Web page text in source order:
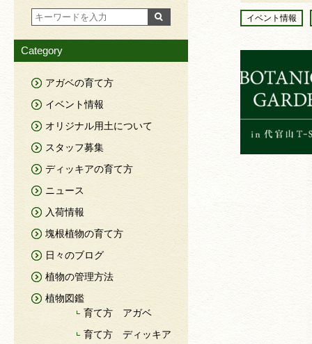
イベント情報
Category
アガベの育て方
イベント情報
オリジナル用土について
スタッフ募集
ディッキアの育て方
ニュース
入荷情報
塊根植物の育て方
日々のブログ
植物の管理方法
植物図鑑
育て方 アガベ
育て方 ディッキア